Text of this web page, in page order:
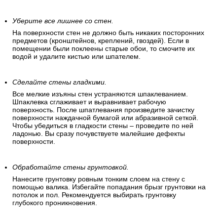
Уберите все лишнее со стен.
На поверхности стен не должно быть никаких посторонних
предметов (кронштейнов, креплений, гвоздей). Если в
помещении были поклеены старые обои, то смочите их
водой и удалите кистью или шпателем.
Сделайте стены гладкими.
Все мелкие изъяны стен устраняются шпаклеванием.
Шпаклевка сглаживает и выравнивает рабочую
поверхность. После шпатлевания произведите зачистку
поверхности наждачной бумагой или абразивной сеткой.
Чтобы убедиться в гладкости стены – проведите по ней
ладонью. Вы сразу почувствуете малейшие дефекты
поверхности.
Обработайте стены грунтовкой.
Нанесите грунтовку ровным тонким слоем на стену с
помощью валика. Избегайте попадания брызг грунтовки на
потолок и пол. Рекомендуется выбирать грунтовку
глубокого проникновения.